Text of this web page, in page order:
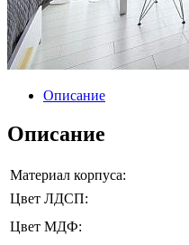
Описание
Описание
Материал корпуса:
Цвет ЛДСП:
Цвет МДФ: